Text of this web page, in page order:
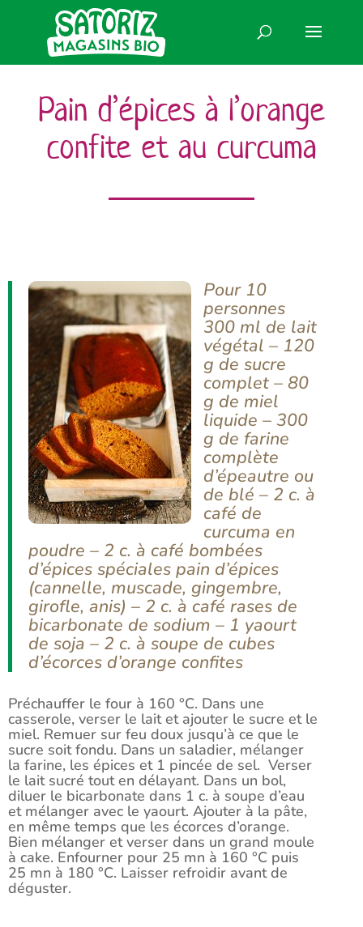
Pain d’épices à l’orange
confite et au curcuma
Pour 10
personnes
300 ml de lait
végétal – 120
g de sucre
complet – 80
g de miel
liquide – 300
g de farine
complète
d’épeautre ou
de blé – 2 c. à
café de
curcuma en
poudre – 2 c. à café bombées
d’épices spéciales pain d’épices
(cannelle, muscade, gingembre,
girofle, anis) – 2 c. à café rases de
bicarbonate de sodium – 1 yaourt
de soja – 2 c. à soupe de cubes
d’écorces d’orange confites
Préchauffer le four à 160 °C. Dans une
casserole, verser le lait et ajouter le sucre et le
miel. Remuer sur feu doux jusqu’à ce que le
sucre soit fondu. Dans un saladier, mélanger
la farine, les épices et 1 pincée de sel. Verser
le lait sucré tout en délayant. Dans un bol,
diluer le bicarbonate dans 1 c. à soupe d’eau
et mélanger avec le yaourt. Ajouter à la pâte,
en même temps que les écorces d’orange.
Bien mélanger et verser dans un grand moule
à cake. Enfourner pour 25 mn à 160 °C puis
25 mn à 180 °C. Laisser refroidir avant de
déguster.